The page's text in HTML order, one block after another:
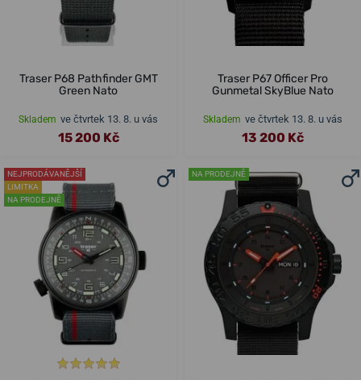
Traser P68 Pathfinder GMT
Green Nato
Skladem ve čtvrtek 13. 8. u vás
15 200 Kč
Traser P67 Officer Pro
Gunmetal SkyBlue Nato
Skladem ve čtvrtek 13. 8. u vás
13 200 Kč
NEJPRODÁVANĚJŠÍ
LIMITKA
NA PRODEJNĚ
NA PRODEJNĚ